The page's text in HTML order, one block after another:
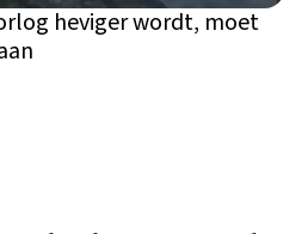
heviger wordt, moet